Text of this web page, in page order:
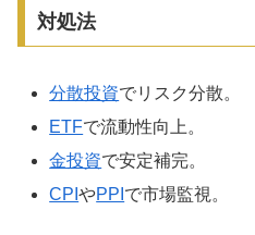
対処法
分散投資でリスク分散。
ETFで流動性向上。
金投資で安定補完。
CPIやPPI で市場監視。